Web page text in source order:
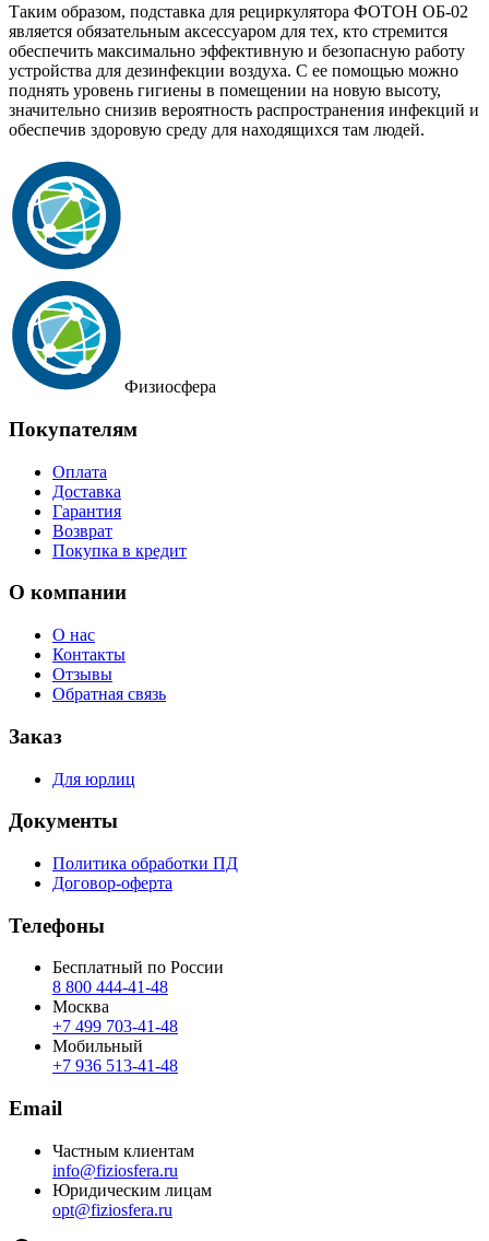
Таким образом, подставка для рециркулятора ФОТОН ОБ-02
является обязательным аксессуаром для тех, кто стремится
обеспечить максимально эффективную и безопасную работу
устройства для дезинфекции воздуха. С ее помощью можно
поднять уровень гигиены в помещении на новую высоту,
значительно снизив вероятность распространения инфекций и
обеспечив здоровую среду для находящихся там людей.
Физиосфера
Покупателям
Оплата
Доставка
Гарантия
Возврат
Покупка в кредит
О компании
О нас
Контакты
Отзывы
Обратная связь
Заказ
Для юрлиц
Документы
Политика обработки ПД
Договор-оферта
Телефоны
Бесплатный по России
8 800 444‑41‑48
Москва
+7 499 703‑41‑48
Мобильный
+7 936 513‑41‑48
Email
Частным клиентам
info@fiziosfera.ru
Юридическим лицам
opt@fiziosfera.ru